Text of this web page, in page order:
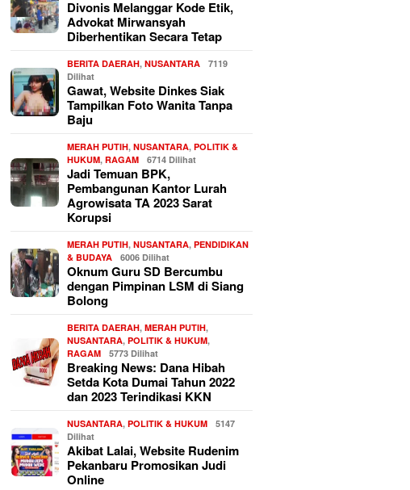
Divonis Melanggar Kode Etik,
Advokat Mirwansyah
Diberhentikan Secara Tetap
BERITA DAERAH,NUSANTARA
7119
Dilihat
Gawat, Website Dinkes Siak
Tampilkan Foto Wanita Tanpa
Baju
MERAH PUTIH,NUSANTARA,POLITIK &
HUKUM,RAGAM 6714 Dilihat
Jadi Temuan BPK,
Pembangunan Kantor Lurah
Agrowisata TA 2023 Sarat
Korupsi
MERAH PUTIH,NUSANTARA,PENDIDIKAN
& BUDAYA
6006 Dilihat
Oknum Guru SD Bercumbu
dengan Pimpinan LSM di Siang
Bolong
BERITA DAERAH,MERAH PUTIH,
NUSANTARA,POLITIK & HUKUM,
RAGAM
5773 Dilihat
Breaking News: Dana Hibah
Setda Kota Dumai Tahun 2022
dan 2023 Terindikasi KKN
NUSANTARA,POLITIK & HUKUM
5147
Dilihat
Akibat Lalai, Website Rudenim
Pekanbaru Promosikan Judi
Online